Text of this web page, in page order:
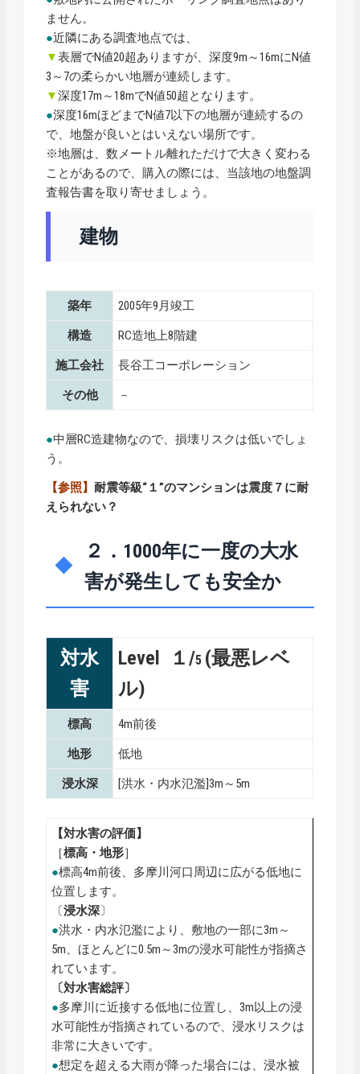
ません。
●近隣にある調査地点では、
▼表層でN値20超ありますが、深度9m～16mにN値
3～7の柔らかい地層が連続します。
▼深度17m～18mでN値50超となります。
●深度16mほどまでN値7以下の地層が連続するの
で、地盤が良いとはいえない場所です。
※地層は、数メートル離れただけで大きく変わる
ことがあるので、購入の際には、当該地の地盤調
査報告書を取り寄せましょう。
建物
築年 2005年9月竣工
構造 RC造地上8階建
施工会社 長谷工コーポレーション
その他 －
●中層RC造建物なので、損壊リスクは低いでしょ
う。
【参照】耐震等級“１”のマンションは震度７に耐
えられない？
２．1000年に一度の大水
害が発生しても安全か
対水
害
Level １/5 (最悪レベ
ル)
標高 4m前後
地形 低地
浸水深 [洪水・内水氾濫]3m～5m
【対水害の評価】
［標高・地形］
●標高4m前後、多摩川河口周辺に広がる低地に
位置します。
〔浸水深〕
●洪水・内水氾濫により、敷地の一部に3m～
5m、ほとんどに0.5m～3mの浸水可能性が指摘さ
れています。
〔対水害総評〕
●多摩川に近接する低地に位置し、3m以上の浸
水可能性が指摘されているので、浸水リスクは
非常に大きいです。
●想定を超える大雨が降った場合には、浸水被